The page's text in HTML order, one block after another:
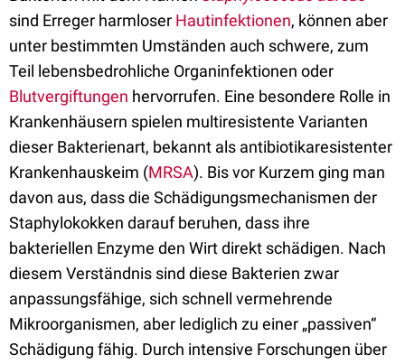
sind Erreger harmloser Hautinfektionen, können aber
unter bestimmten Umständen auch schwere, zum
Teil lebensbedrohliche Organinfektionen oder
Blutvergiftungen hervorrufen. Eine besondere Rolle in
Krankenhäusern spielen multiresistente Varianten
dieser Bakterienart, bekannt als antibiotikaresistenter
Krankenhauskeim (MRSA). Bis vor Kurzem ging man
davon aus, dass die Schädigungsmechanismen der
Staphylokokken darauf beruhen, dass ihre
bakteriellen Enzyme den Wirt direkt schädigen. Nach
diesem Verständnis sind diese Bakterien zwar
anpassungsfähige, sich schnell vermehrende
Mikroorganismen, aber lediglich zu einer „passiven“
Schädigung fähig. Durch intensive Forschungen über